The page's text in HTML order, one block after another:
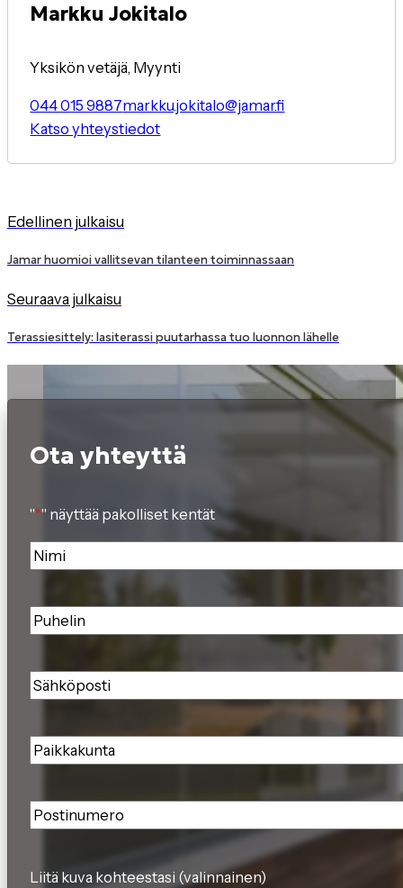
Markku Jokitalo
Yksikön vetäjä, Myynti
044 015 9887markku.jokitalo@jamar.fi
Katso yhteystiedot
Edellinen julkaisu
Jamar huomioi vallitsevan tilanteen toiminnassaan
Seuraava julkaisu
Terassiesittely: lasiterassi puutarhassa tuo luonnon lähelle
Ota yhteyttä
"*" näyttää pakolliset kentät
Nimi*
Puhelin*
Sähköposti*
Paikkakunta*
Postinumero*
Liitä kuva kohteestasi (valinnainen)